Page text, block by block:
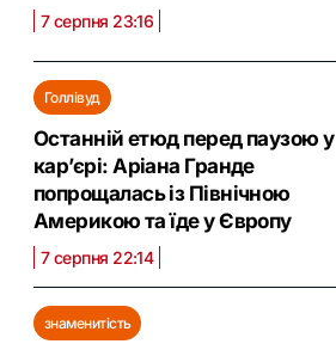
7 серпня 23:16
Голлівуд
Останній етюд перед паузою у
кар’єрі: Аріана Гранде
попрощалась із Північною
Америкою та їде у Європу
7 серпня 22:14
знаменитість